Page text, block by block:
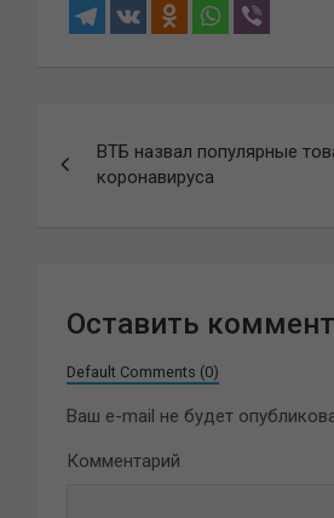
по
ВТБ назвал популярные
коронавируса
Оставить
Default Comments (0)
Ваш e-mail не будет
Комментарий